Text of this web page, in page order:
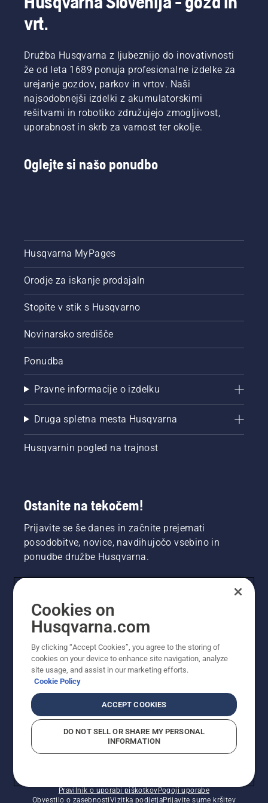
vrt.
Družba Husqvarna z ljubeznijo do inovativnosti
že od leta 1689 ponuja profesionalne izdelke za
urejanje gozdov, parkov in vrtov. Naši
najsodobnejši izdelki z akumulatorskimi
rešitvami in robotiko združujejo zmogljivost,
uporabnost in skrb za varnost ter okolje.
Oglejte si našo ponudbo
Husqvarna MyPages
Orodje za iskanje prodajaln
Stopite v stik s Husqvarno
Novinarsko središče
Ponudba
Pravne informacije o izdelku
Druga spletna mesta Husqvarna
Husqvarnin pogled na trajnost
Ostanite na tekočem!
Prijavite se še danes in začnite prejemati
posodobitve, novice, navdihujočo vsebino in
ponudbe družbe Husqvarna.
Pravilnik o uporabi piškotkovPogoji uporabe
Obvestilo o zasebnostiVizitka podjetjaPrijavite sume kršitev
Cookies on
Husqvarna.com
By clicking “Accept Cookies”, you agree to the storing of
cookies on your device to enhance site navigation, analyze
site usage, and assist in our marketing efforts.
Cookie Policy
ACCEPT COOKIES
DO NOT SELL OR SHARE MY PERSONAL
INFORMATION